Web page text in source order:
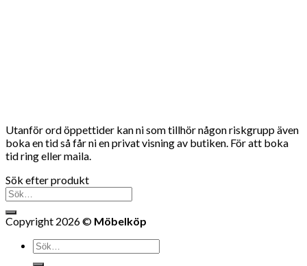
Utanför ord öppettider kan ni som tillhör någon riskgrupp även
boka en tid så får ni en privat visning av butiken. För att boka
tid ring eller maila.
Sök efter produkt
Sök
efter:
Copyright 2026 © Möbelköp
Sök
efter: